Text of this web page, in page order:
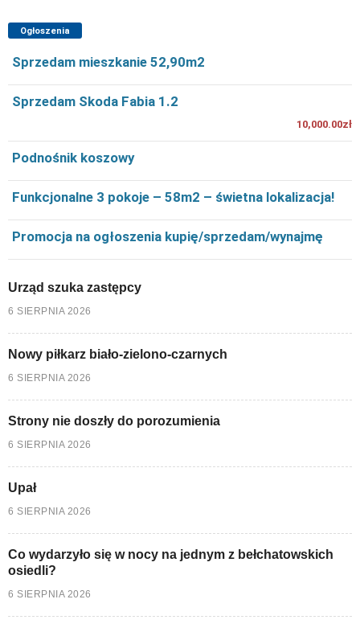
Ogłoszenia
Sprzedam mieszkanie 52,90m2
Sprzedam Skoda Fabia 1.2
10,000.00zł
Podnośnik koszowy
Funkcjonalne 3 pokoje – 58m2 – świetna lokalizacja!
Promocja na ogłoszenia kupię/sprzedam/wynajmę
Urząd szuka zastępcy
6 SIERPNIA 2026
Nowy piłkarz biało-zielono-czarnych
6 SIERPNIA 2026
Strony nie doszły do porozumienia
6 SIERPNIA 2026
Upał
6 SIERPNIA 2026
Co wydarzyło się w nocy na jednym z bełchatowskich
osiedli?
6 SIERPNIA 2026